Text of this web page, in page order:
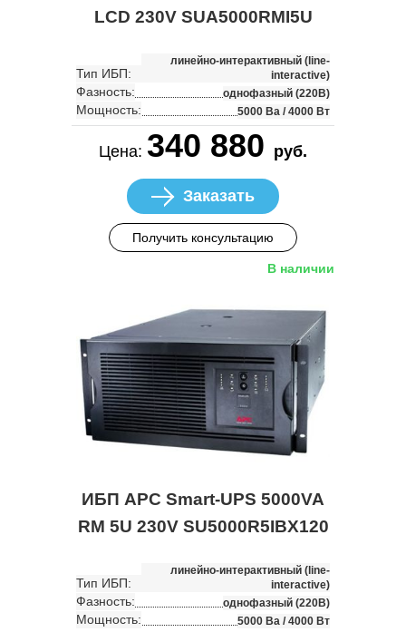
LCD 230V SUA5000RMI5U
Тип ИБП:
линейно-интерактивный (line-
interactive)
Фазность: однофазный (220В)
Мощность: 5000 Ва / 4000 Вт
Цена: 340 880 руб.
Заказать
Получить консультацию
В наличии
ИБП APC Smart-UPS 5000VA
RM 5U 230V SU5000R5IBX120
Тип ИБП:
линейно-интерактивный (line-
interactive)
Фазность: однофазный (220В)
Мощность: 5000 Ва / 4000 Вт